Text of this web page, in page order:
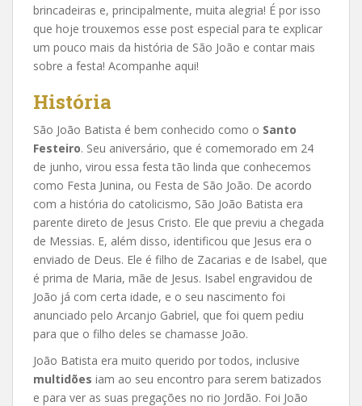
brincadeiras e, principalmente, muita alegria! É por isso
que hoje trouxemos esse post especial para te explicar
um pouco mais da história de São João e contar mais
sobre a festa! Acompanhe aqui!
História
São João Batista é bem conhecido como o Santo
Festeiro. Seu aniversário, que é comemorado em 24
de junho, virou essa festa tão linda que conhecemos
como Festa Junina, ou Festa de São João. De acordo
com a história do catolicismo, São João Batista era
parente direto de Jesus Cristo. Ele que previu a chegada
de Messias. E, além disso, identificou que Jesus era o
enviado de Deus. Ele é filho de Zacarias e de Isabel, que
é prima de Maria, mãe de Jesus. Isabel engravidou de
João já com certa idade, e o seu nascimento foi
anunciado pelo Arcanjo Gabriel, que foi quem pediu
para que o filho deles se chamasse João.
João Batista era muito querido por todos, inclusive
multidões iam ao seu encontro para serem batizados
e para ver as suas pregações no rio Jordão. Foi João